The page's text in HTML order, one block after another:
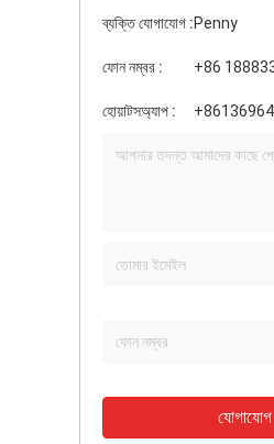
ব্যক্তি যোগাযোগ :Penny
ফোন নম্বর : +86
হোয়াটসঅ্যাপ :
যোগাযোগ